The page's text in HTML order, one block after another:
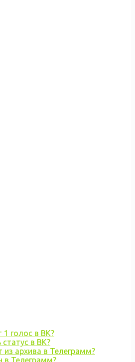
1 голос в ВК?
статус в ВК?
из архива в Телеграмм?
в Телеграмм?